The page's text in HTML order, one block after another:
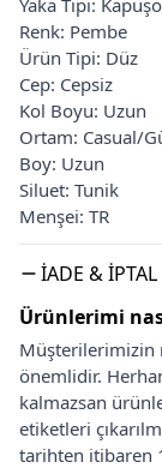
Renk: Pembe
Ürün Tipi: Düz
Cep: Cepsiz
Kol Boyu: Uzun
Ortam: Casual/
Boy: Uzun
Siluet: Tunik
Menşei: TR
İADE & İPTAL
Ürünlerimi
Müşterilerimizin
önemlidir.
kalmazsan
etiketleri
tarihten itibaren